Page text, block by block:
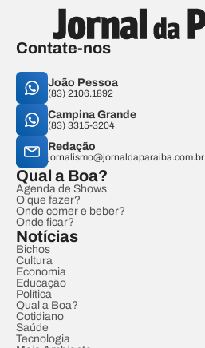
Contate-nos
João Pessoa
(83) 2106.1892
Campina Grande
(83) 3315-3204
Redação
jornalismo@jornaldaparaiba.com.br
Qual a Boa?
Agenda de Shows
O que fazer?
Onde comer e beber?
Onde ficar?
Notícias
Bichos
Cultura
Economia
Educação
Política
Qual a Boa?
Cotidiano
Saúde
Tecnologia